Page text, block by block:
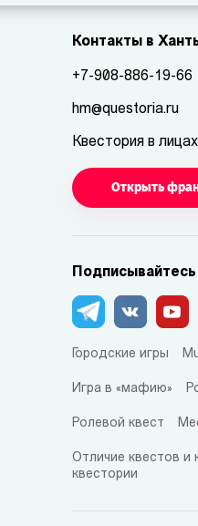
Контакты в
+7-908-886-19-66
hm@questoria.ru
Квестория в лицах
Открыть
Подписывайтесь
Городские игры
Игра в «мафию»
Ролевой квест
Отличие квестов и
квестории